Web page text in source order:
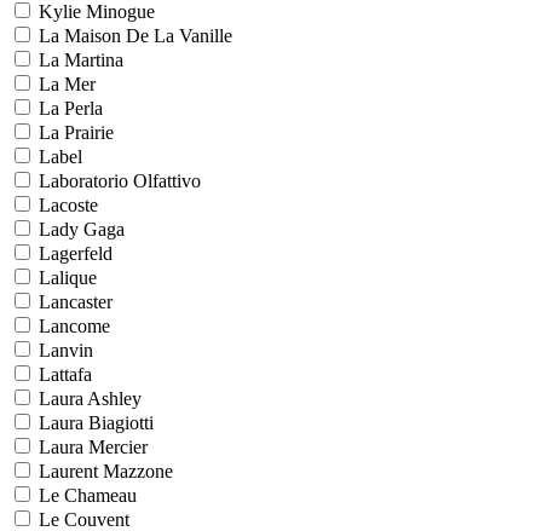
Kylie Minogue
La Maison De La Vanille
La Martina
La Mer
La Perla
La Prairie
Label
Laboratorio Olfattivo
Lacoste
Lady Gaga
Lagerfeld
Lalique
Lancaster
Lancome
Lanvin
Lattafa
Laura Ashley
Laura Biagiotti
Laura Mercier
Laurent Mazzone
Le Chameau
Le Couvent